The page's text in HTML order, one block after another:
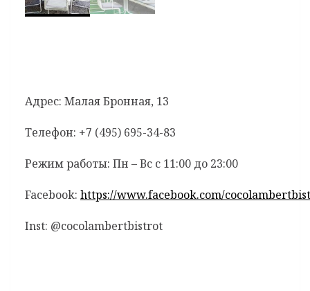
Адрес: Малая Бронная, 13
Телефон: +7 (495) 695-34-83
Режим работы: Пн – Вc с 11:00 до 23:00
Facebook: https://www.facebook.com/
Inst: @сocolambertbistrot